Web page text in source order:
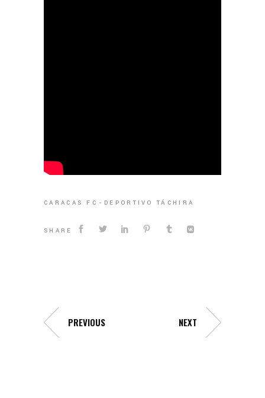
CARACAS FC DEPORTIVO TÁCHIRA
SHARE
PREVIOUS NEXT